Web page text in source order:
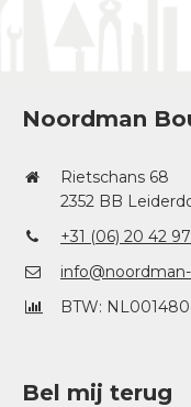
Noordman
Rietschans 68
2352 BB
+31 (06) 20 42
BTW:
Bel mij terug